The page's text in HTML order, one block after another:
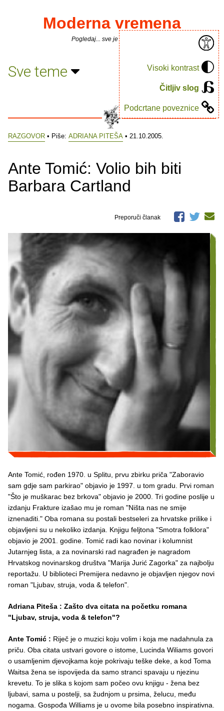
Visoki kontrast
Čitljiv slog
Podcrtane poveznice
Moderna vremena
Pogledaj... sve je puno knjiga.
Sve teme
RAZGOVOR • Piše: ADRIANA PITEŠA • 21.10.2005.
Ante Tomić: Volio bih biti
Barbara Cartland
Preporuči članak
Ante Tomić, rođen 1970. u Splitu, prvu zbirku priča "Zaboravio
sam gdje sam parkirao" objavio je 1997. u tom gradu. Prvi roman
"Što je muškarac bez brkova" objavio je 2000. Tri godine poslije u
izdanju Frakture izašao mu je roman "Ništa nas ne smije
iznenaditi." Oba romana su postali bestseleri za hrvatske prilike i
objavljeni su u nekoliko izdanja. Knjigu feljtona "Smotra folklora"
objavio je 2001. godine. Tomić radi kao novinar i kolumnist
Jutarnjeg lista, a za novinarski rad nagrađen je nagradom
Hrvatskog novinarskog društva "Marija Jurić Zagorka" za najbolju
reportažu. U biblioteci Premijera nedavno je objavljen njegov novi
roman "Ljubav, struja, voda & telefon".
Adriana Piteša : Zašto dva citata na početku romana
"Ljubav, struja, voda & telefon"?
Ante Tomić : Riječ je o muzici koju volim i koja me nadahnula za
priču. Oba citata ustvari govore o istome, Lucinda Wiliams govori
o usamljenim djevojkama koje pokrivaju teške deke, a kod Toma
Waitsa žena se ispovijeda da samo stranci spavaju u njezinu
krevetu. To je slika s kojom sam počeo ovu knjigu - žena bez
ljubavi, sama u postelji, sa žudnjom u prsima, želucu, među
nogama. Gospođa Williams je u ovome bila posebno inspirativna.